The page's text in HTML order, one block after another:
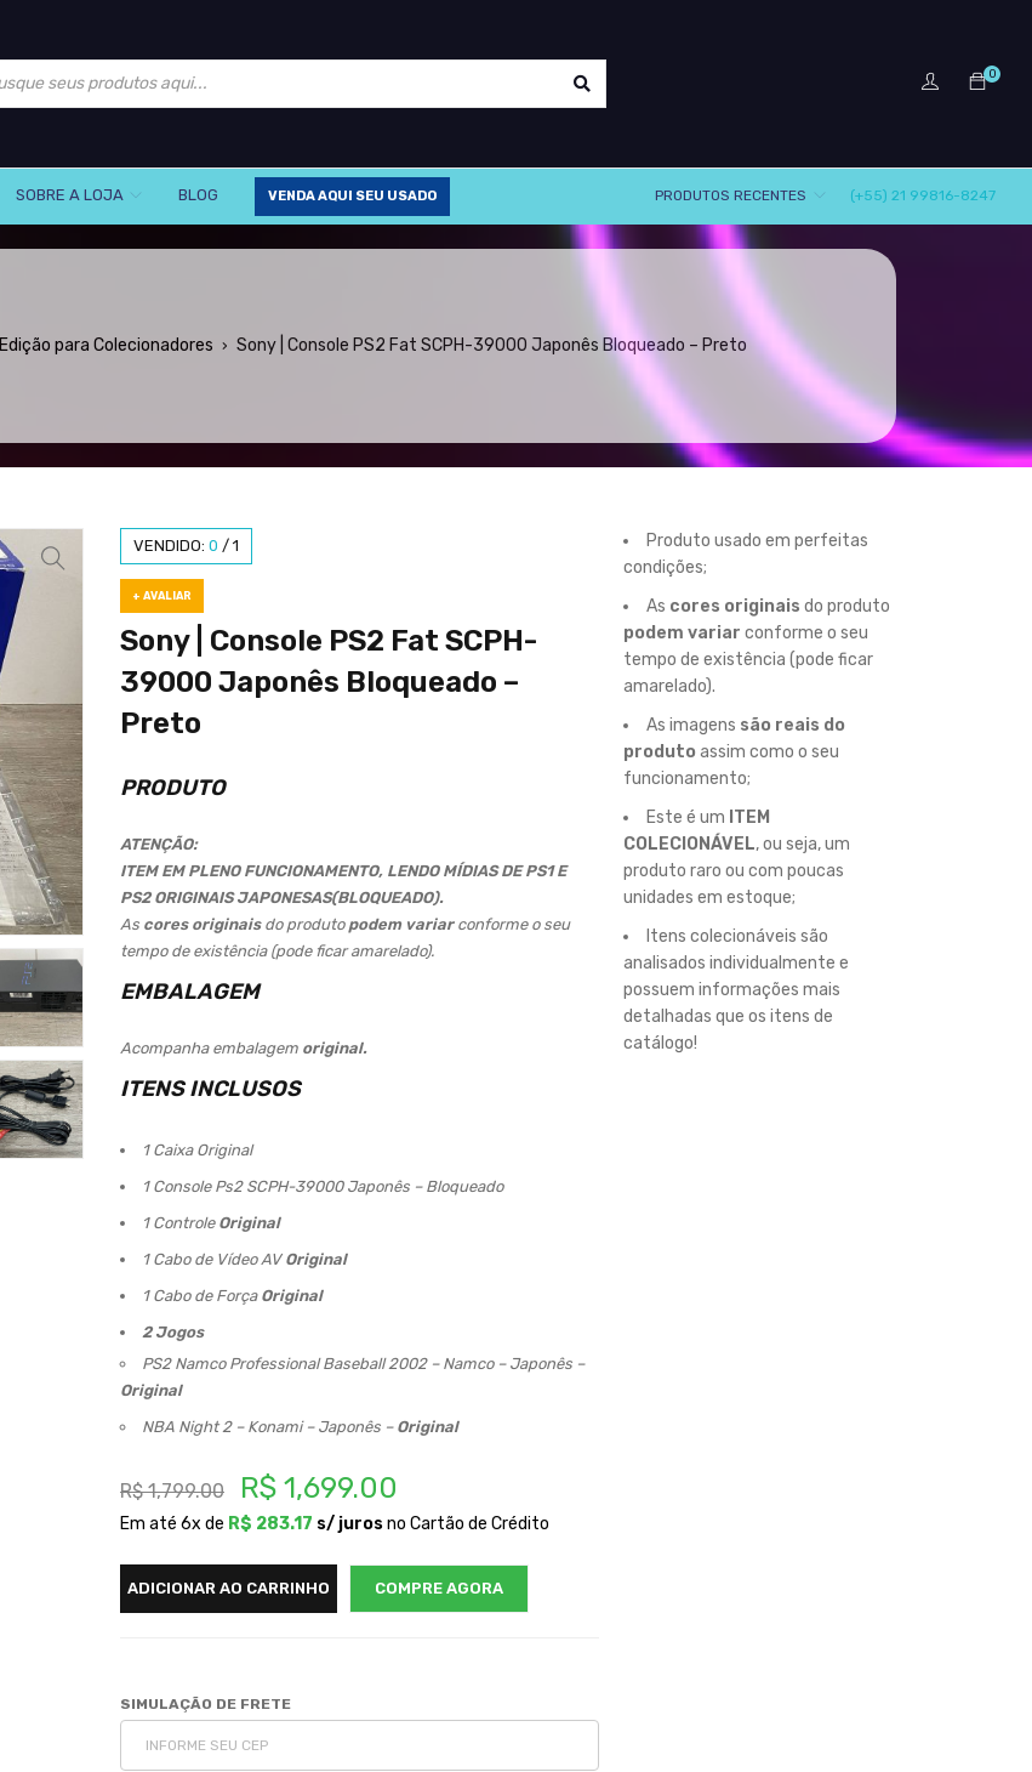
0
SOBRE A LOJA BLOG VENDA AQUI SEU USADO (+55) 21 99816-8247
PRODUTOS RECENTES
Edição para Colecionadores › Sony | Console PS2 Fat SCPH-39000 Japonês Bloqueado – Preto
VENDIDO: 0 / 1
+ AVALIAR
Sony | Console PS2 Fat SCPH-
39000 Japonês Bloqueado –
Preto
PRODUTO
ATENÇÃO:
ITEM EM PLENO FUNCIONAMENTO, LENDO MÍDIAS DE PS1 E
PS2 ORIGINAIS JAPONESAS(BLOQUEADO).
As cores originaisdo produto podem variarconforme o seu
tempo de existência (pode ficar amarelado).
EMBALAGEM
Acompanha embalagem original.
ITENS INCLUSOS
1 Caixa Original
1 Console Ps2 SCPH-39000 Japonês – Bloqueado
1 Controle Original
1 Cabo de Vídeo AV Original
1 Cabo de Força Original
2 Jogos
PS2 Namco Professional Baseball 2002 – Namco – Japonês –
Original
NBA Night 2 – Konami – Japonês – Original
R$1,799.00 R$ 1,699.00
Em até 6x de R$ 283.17 s/ juros no Cartão de Crédito
ADICIONAR AO CARRINHO COMPRE AGORA
SIMULAÇÃO DE FRETE
Produto usado em perfeitas
condições;
As cores originais do produto
podem variar conforme o seu
tempo de existência (pode ficar
amarelado).
As imagens são reais do
produto assim como o seu
funcionamento;
Este é um ITEM
COLECIONÁVEL, ou seja, um
produto raro ou com poucas
unidades em estoque;
Itens colecionáveis são
analisados individualmente e
possuem informações mais
detalhadas que os itens de
catálogo!